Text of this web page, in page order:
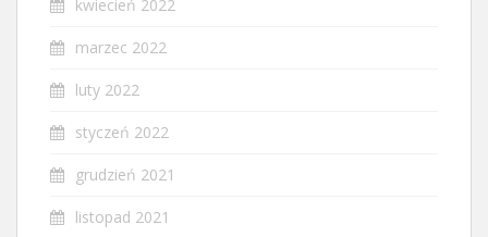
kwiecień 2022
marzec 2022
luty 2022
styczeń 2022
grudzień 2021
listopad 2021